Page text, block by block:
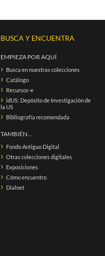
BUSCA Y ENCUENTRA
EMPIEZA POR AQUÍ
Busca en nuestras colecciones
Catálogo
Recursos-e
idUS: Depósito de Investigación de
la US
Bibliografía recomendada
TAMBIÉN...
Fondo Antiguo Digital
Otras colecciones digitales
Exposiciones
Cómo encuentro
Dialnet